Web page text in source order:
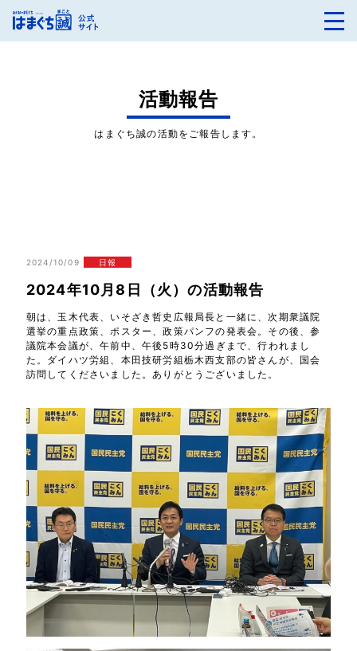
活動報告
はまぐち誠の活動をご報告します。
2024/10/09 日報
2024年10月8日（火）の活動報告
朝は、玉木代表、いそざき哲史広報局長と一緒に、次期衆議院
選挙の重点政策、ポスター、政策パンフの発表会。その後、参
議院本会議が、午前中、午後5時30分過ぎまで、行われまし
た。ダイハツ労組、本田技研労組栃木西支部の皆さんが、国会
訪問してくださいました。ありがとうございました。